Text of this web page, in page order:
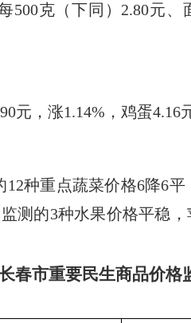
克（下同）2.80元
，涨1.14%，鸡蛋4.16
种重点蔬菜价格6降6
测的3种水果价格平稳
春市重要民生商品价格